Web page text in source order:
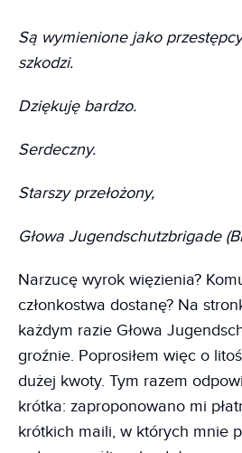
Są wymienione jako
szkodzi.
Dziękuję bardzo.
Serdeczny.
Starszy przełożony,
Głowa Jugendschutzbrigade
Narzucę wyrok więzienia?
członkostwa dostanę? Na
każdym razie Głowa
groźnie. Poprosiłem więc o
dużej kwoty. Tym razem
krótka: zaproponowano mi
krótkich maili, w których mnie